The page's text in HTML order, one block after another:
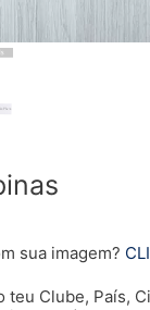
sua imagem?
teu Clube, País,